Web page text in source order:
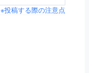
※投稿する際の注意点